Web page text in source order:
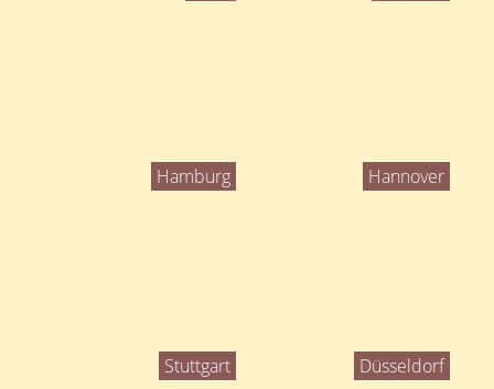
Hamburg Hannover
Stuttgart Düsseldorf